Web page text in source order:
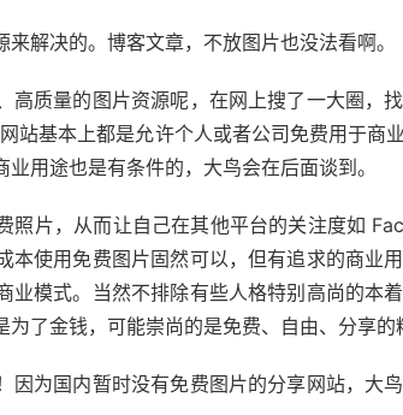
解决的。博客文章，不放图片也没法看啊。
高质量的图片资源呢，在网上搜了一大圈，
站基本上都是允许个人或者公司免费用于商
用途也是有条件的，大鸟会在后面谈到。
照片，从而让自己在其他平台的关注度如
本使用免费图片固然可以，但有追求的商业
业模式。当然不排除有些人格特别高尚的本
了金钱，可能崇尚的是免费、自由、分享的
为国内暂时没有免费图片的分享网站，大鸟